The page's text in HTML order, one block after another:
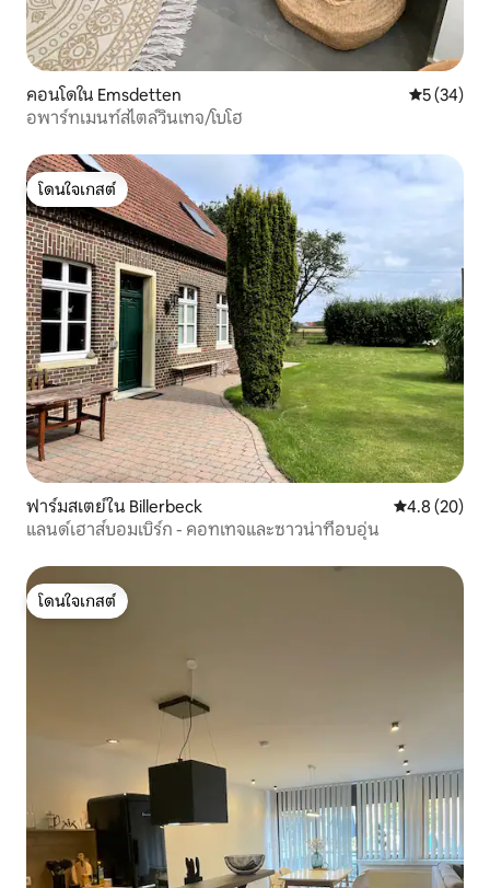
คอนโดใน Emsdetten คะแนนเฉลี่
5 (34)
อพาร์ทเมนท์สไตล์วินเทจ/โบโฮ
โดนใจเกสต์
โดนใจเกสต์
ฟาร์มสเตย์ใน Billerbeck คะแนนเฉลี่ย
4.8 (20)
แลนด์เฮาส์บอมเบิร์ก - คอทเทจและซาวน่าที่อบอุ่น
โดนใจเกสต์
โดนใจเกสต์